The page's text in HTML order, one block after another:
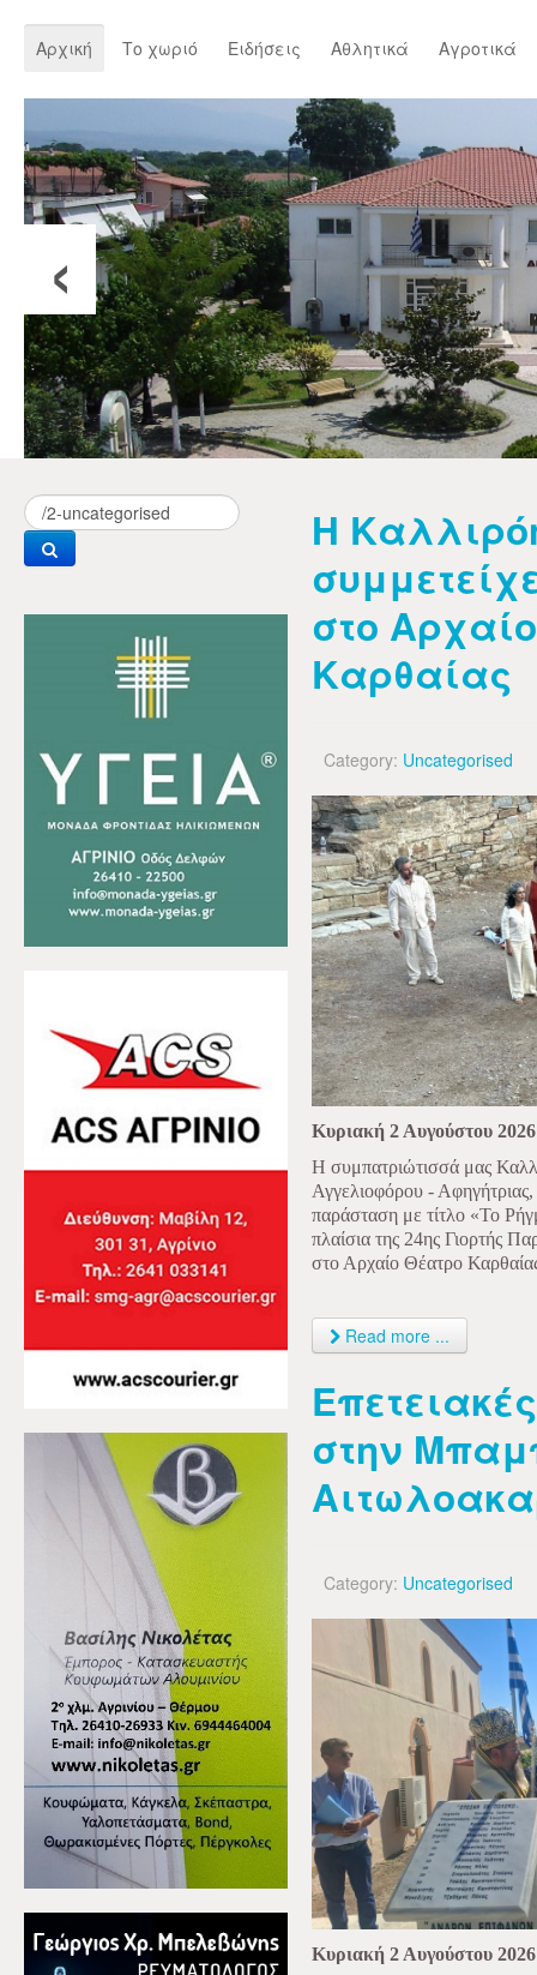
Αρχική Το χωριό Ειδήσεις Αθλητικά Αγροτικά
‹
Η
στο
Καρθαίας
Category: Uncategorised
Κυριακή 2 Αυγούστου 2026
Η συμπατριώτισσά μας
Αγγελιοφόρου -
παράσταση με τίτλο «Το
πλαίσια της 24ης Γιορτής
στο Αρχαίο Θέατρο
Read more ...
στην
Category: Uncategorised
Κυριακή 2 Αυγούστου 2026